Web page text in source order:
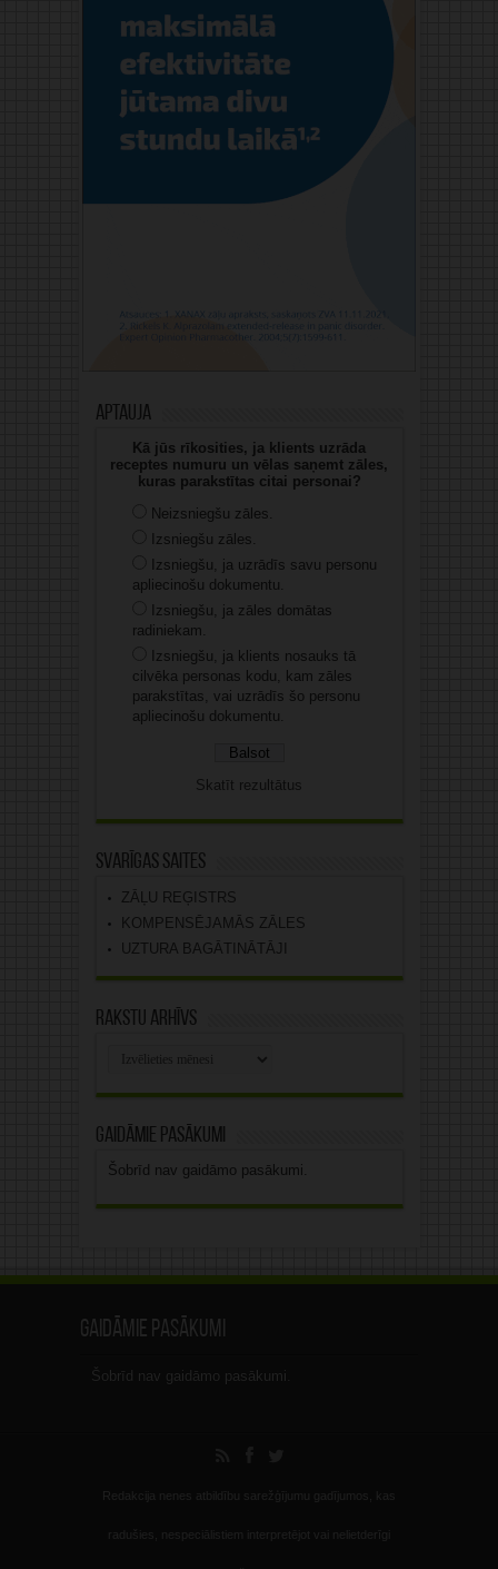
Aptauja
Kā jūs rīkosities, ja klients uzrāda
receptes numuru un vēlas saņemt zāles,
kuras parakstītas citai personai?
Neizsniegšu zāles.
Izsniegšu zāles.
Izsniegšu, ja uzrādīs savu personu
apliecinošu dokumentu.
Izsniegšu, ja zāles domātas
radiniekam.
Izsniegšu, ja klients nosauks tā
cilvēka personas kodu, kam zāles
parakstītas, vai uzrādīs šo personu
apliecinošu dokumentu.
Skatīt rezultātus
Svarīgas saites
ZĀĻU REĢISTRS
KOMPENSĒJAMĀS ZĀLES
UZTURA BAGĀTINĀTĀJI
Rakstu arhīvs
Gaidāmie pasākumi
Šobrīd nav gaidāmo pasākumi.
Gaidāmie pasākumi
Šobrīd nav gaidāmo pasākumi.
Redakcija nenes atbildību sarežģījumu gadījumos, kas